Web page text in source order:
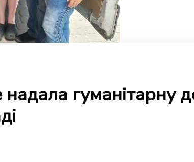
надала гуманітарну